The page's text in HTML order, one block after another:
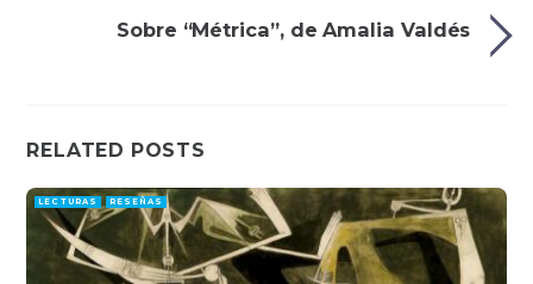
Sobre “Métrica”, de Amalia Valdés
RELATED POSTS
LECTURAS RESEÑAS